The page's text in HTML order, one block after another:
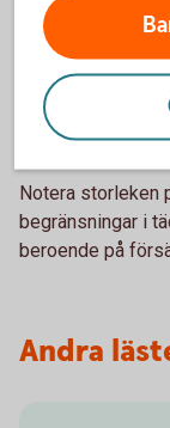
Hemförsäkringar
orsakade av
viktigt att noga
Självrisk
Notera storleken
begränsningar i
beroende på
Andra